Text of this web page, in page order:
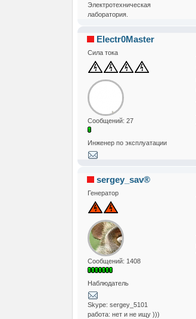
Электротехническая
лаборатория.
Electr0Master
Сила тока
Сообщений: 27
Инженер по эксплуатации
sergey_sav®
Генератор
Сообщений: 1408
Наблюдатель
Skype: sergey_5101
работа: нет и не ищу )))